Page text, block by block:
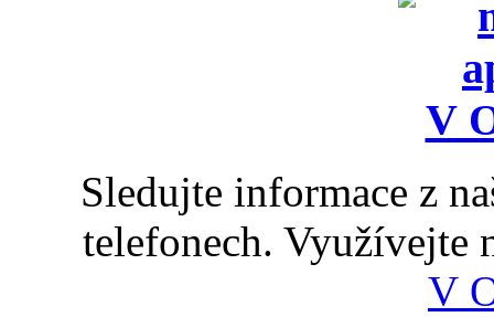
Sledujte informace z
telefonech. Využívejte
V